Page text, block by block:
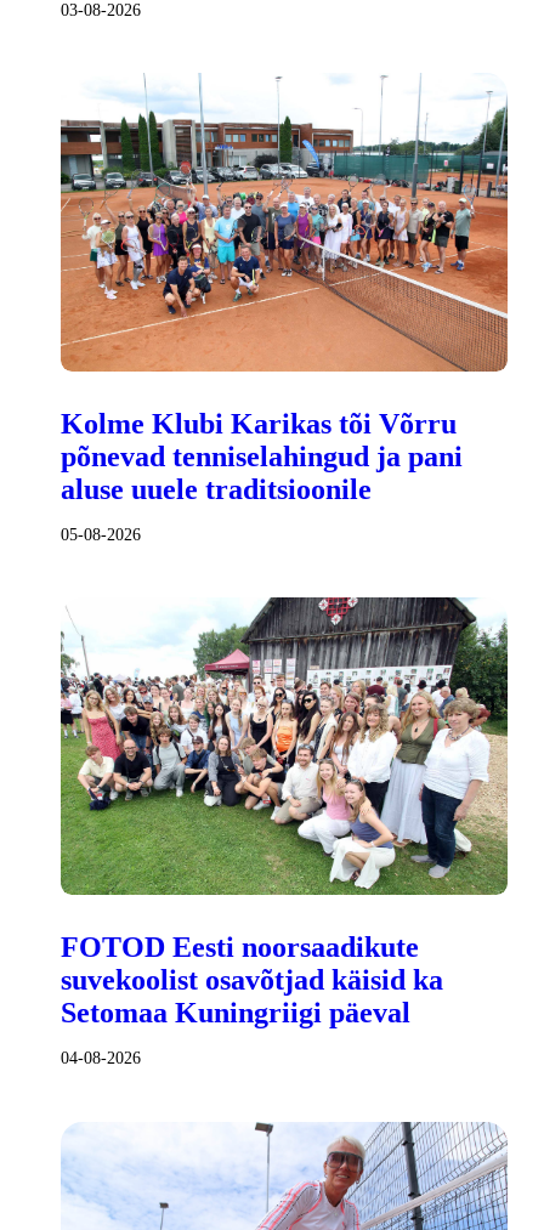
03-08-2026
Kolme Klubi Karikas tõi Võrru
põnevad tenniselahingud ja pani
aluse uuele traditsioonile
05-08-2026
FOTOD Eesti noorsaadikute
suvekoolist osavõtjad käisid ka
Setomaa Kuningriigi päeval
04-08-2026